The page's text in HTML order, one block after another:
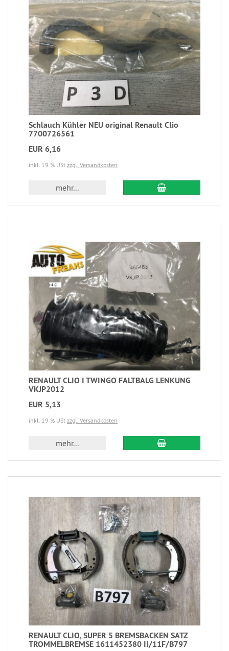
Schlauch Kühler NEU original Renault Clio
7700726561
EUR 6,16
inkl. 19 % USt zzgl. Versandkosten
mehr...
RENAULT CLIO I TWINGO FALTBALG LENKUNG
VKJP2012
EUR 5,13
inkl. 19 % USt zzgl. Versandkosten
mehr...
RENAULT CLIO, SUPER 5 BREMSBACKEN SATZ
TROMMELBREMSE 1611452380 II/11F/B797